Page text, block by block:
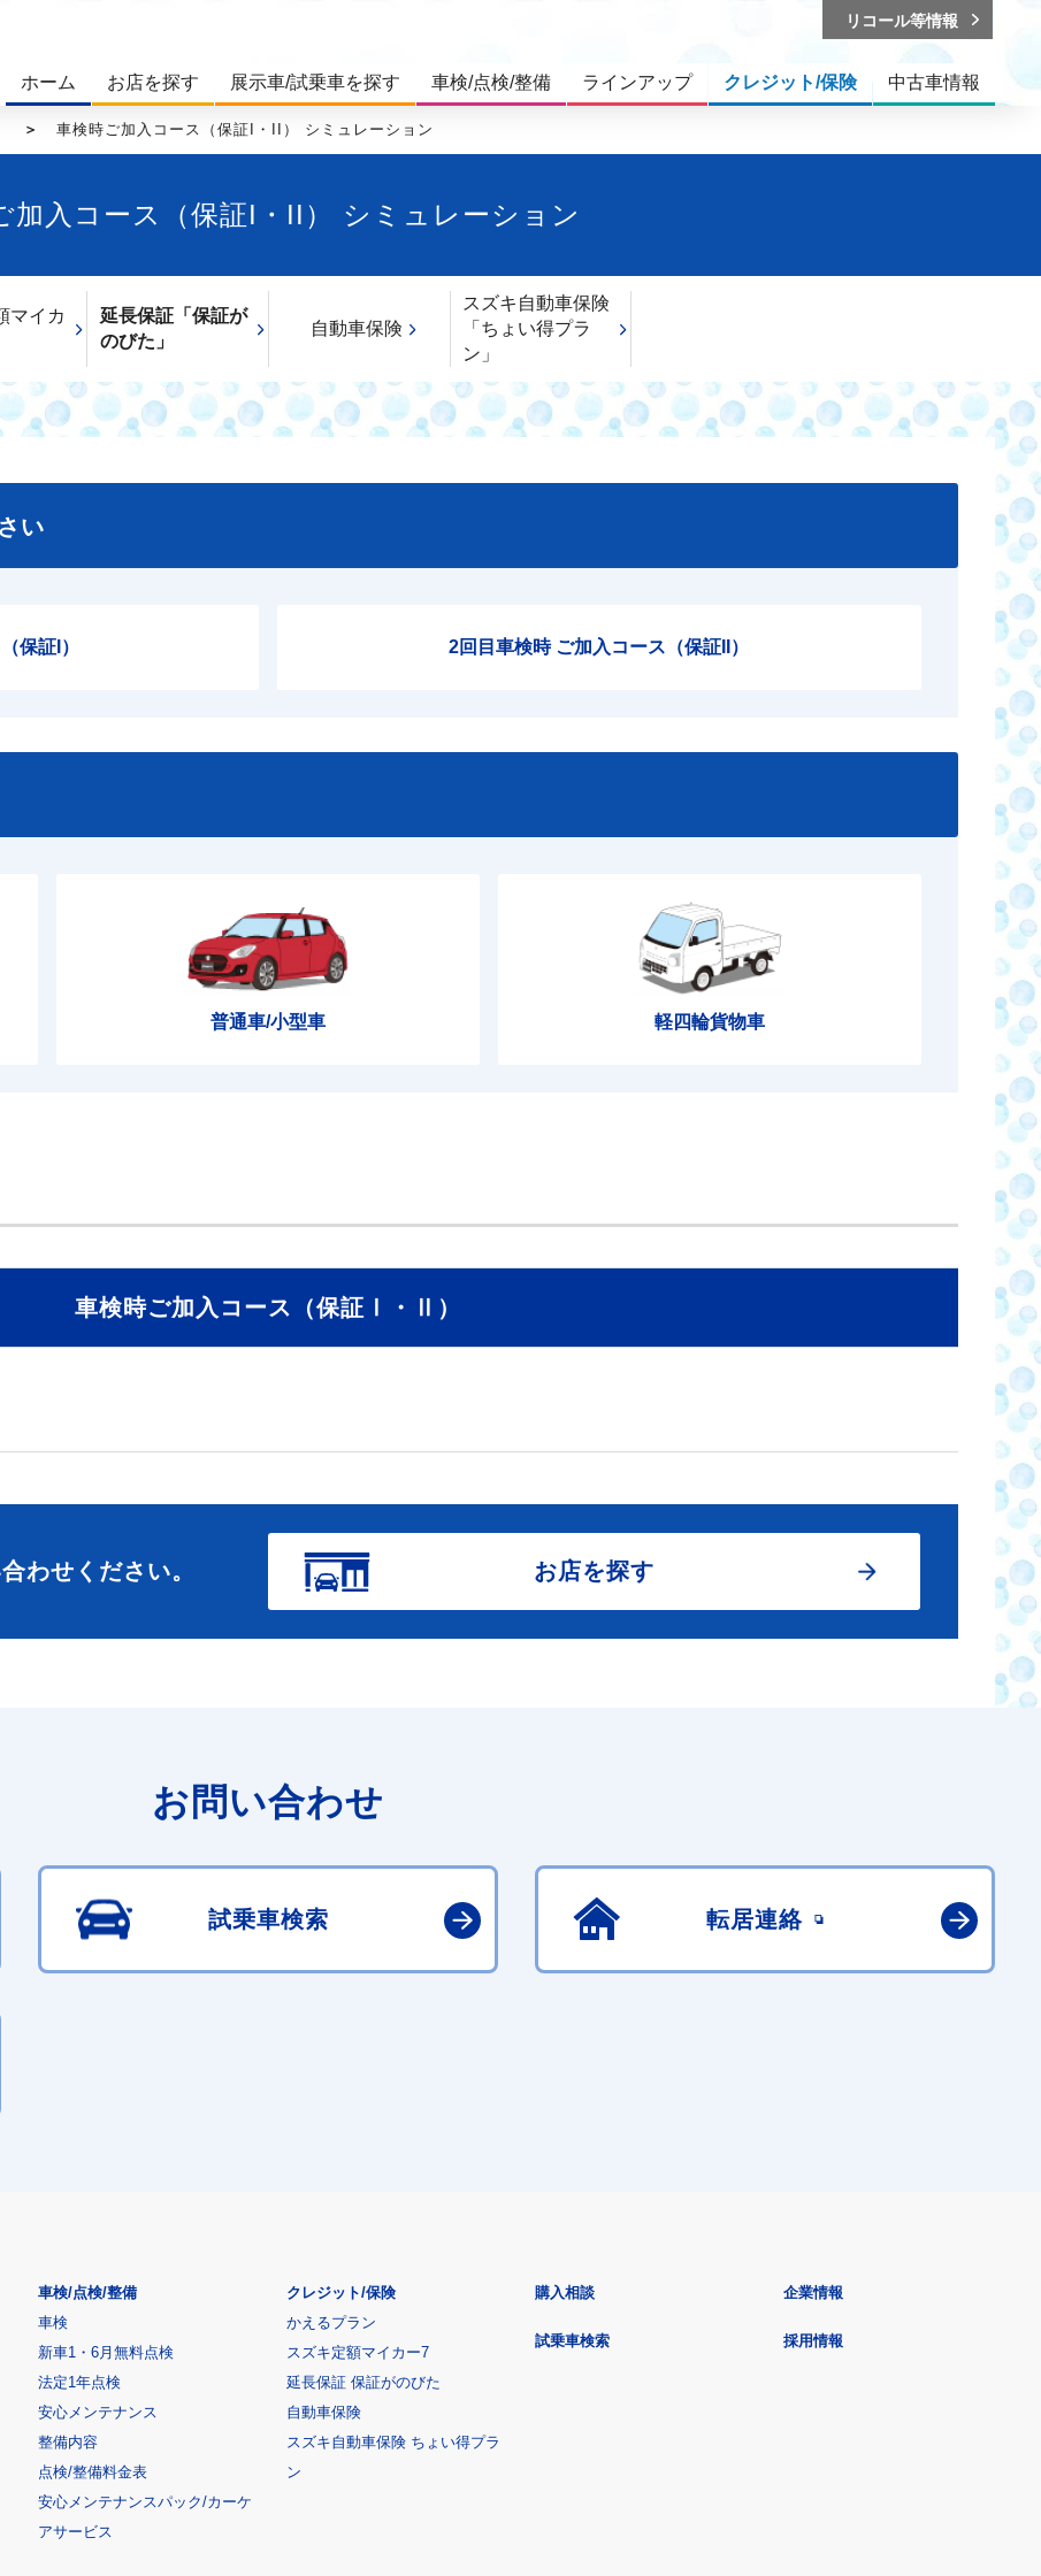
ホーム お店を探す 展示車/試乗車を探す 車検/点検/整備 ラインアップ クレジット/保険 中古車情報
リコール等情報
車検時ご加入コース（保証I・II） シミュレーション
加入コース（保証I・II） シミュレーション
マイカ
延長保証「保証が
のびた」
自動車保険
スズキ自動車保険
「ちょい得プラ
ン」
い
保証I） 2回目車検時 ご加入コース（保証II）
普通車/小型車 軽四輪貨物車
車検時ご加入コース（保証Ⅰ・Ⅱ）
わせください。 お店を探す
お問い合わせ
試乗車検索 転居連絡
車検/点検/整備
車検
新車1・6月無料点検
法定1年点検
安心メンテナンス
整備内容
点検/整備料金表
安心メンテナンスパック/カーケ
アサービス
クレジット/保険
かえるプラン
スズキ定額マイカー7
延長保証 保証がのびた
自動車保険
スズキ自動車保険 ちょい得プラ
ン
購入相談
試乗車検索
企業情報
採用情報